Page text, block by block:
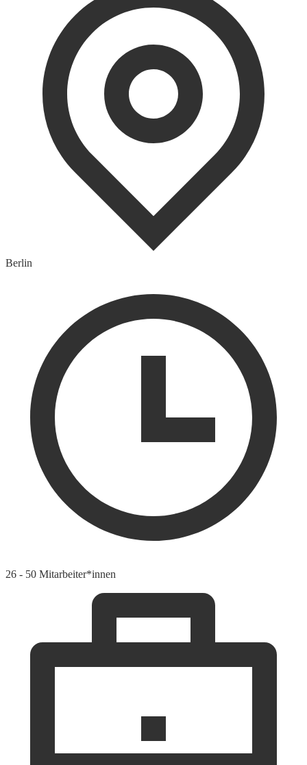
Berlin
26 - 50 Mitarbeiter*innen